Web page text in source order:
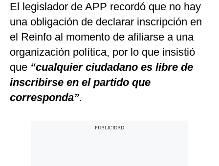
El legislador de APP recordó que no hay
una obligación de declarar inscripción en
el Reinfo al momento de afiliarse a una
organización política, por lo que insistió
que “cualquier ciudadano es libre de
inscribirse en el partido que
corresponda”.